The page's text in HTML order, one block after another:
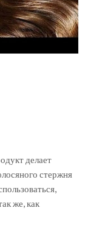
делает
стержня
же, как